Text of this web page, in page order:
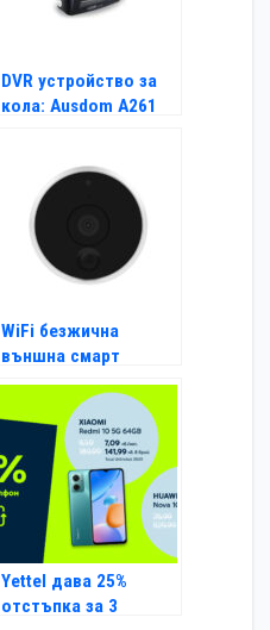
DVR устройство за
кола: Ausdom A261
WiFi безжична
външна смарт
камера от Lanberg
Yettel дава 25%
отстъпка за 3